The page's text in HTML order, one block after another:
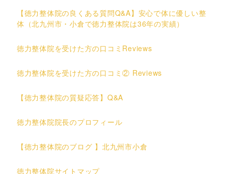
【徳力整体院の良くある質問Q&A】安心で体に優しい整
体（北九州市・小倉で徳力整体院は36年の実績）
徳力整体院を受けた方の口コミReviews
徳力整体院を受けた方の口コミ② Reviews
【徳力整体院の質疑応答】Q&A
徳力整体院院長のプロフィール
【徳力整体院のブログ 】北九州市小倉
徳力整体院サイトマップ